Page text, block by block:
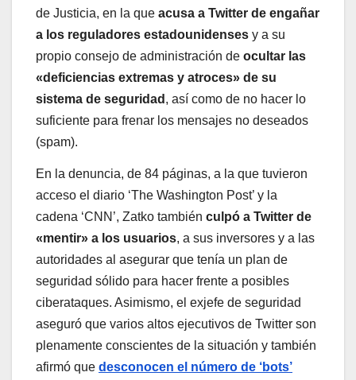
de Justicia, en la que acusa a Twitter de engañar
a los reguladores estadounidenses y a su
propio consejo de administración de ocultar las
«deficiencias extremas y atroces» de su
sistema de seguridad , así como de no hacer lo
suficiente para frenar los mensajes no deseados
(spam).
En la denuncia, de 84 páginas, a la que tuvieron
acceso el diario ‘The Washington Post’ y la
cadena ‘CNN’, Zatko también culpó a Twitter de
«mentir» a los usuarios, a sus inversores y a las
autoridades al asegurar que tenía un plan de
seguridad sólido para hacer frente a posibles
ciberataques. Asimismo, el exjefe de seguridad
aseguró que varios altos ejecutivos de Twitter son
plenamente conscientes de la situación y también
afirmó que desconocen el número de ‘bots’